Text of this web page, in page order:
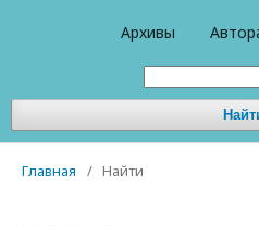
Архивы
Главная / Найти